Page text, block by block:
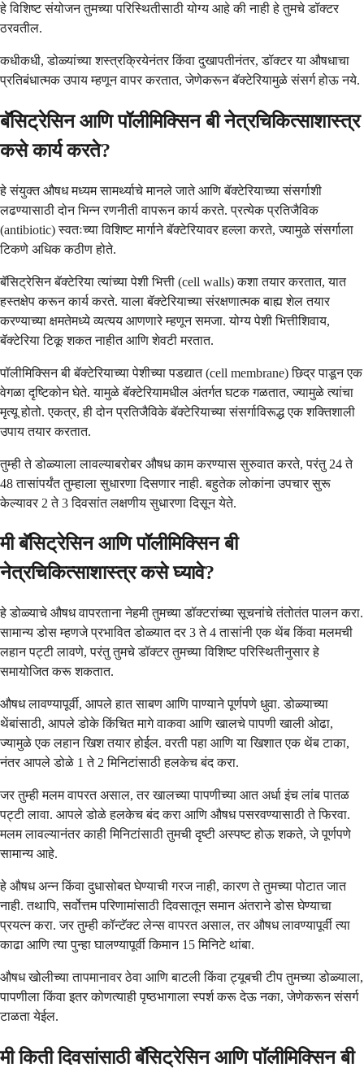
हे विशिष्ट संयोजन तुमच्या परिस्थितीसाठी योग्य आहे की नाही हे तुमचे डॉक्टर
ठरवतील.
कधीकधी, डोळ्यांच्या शस्त्रक्रियेनंतर किंवा दुखापतीनंतर, डॉक्टर या औषधाचा
प्रतिबंधात्मक उपाय म्हणून वापर करतात, जेणेकरून बॅक्टेरियामुळे संसर्ग होऊ नये.
बॅसिट्रेसिन आणि पॉलीमिक्सिन बी नेत्रचिकित्साशास्त्र
कसे कार्य करते?
हे संयुक्त औषध मध्यम सामर्थ्याचे मानले जाते आणि बॅक्टेरियाच्या संसर्गाशी
लढण्यासाठी दोन भिन्न रणनीती वापरून कार्य करते. प्रत्येक प्रतिजैविक
(antibiotic) स्वतःच्या विशिष्ट मार्गाने बॅक्टेरियावर हल्ला करते, ज्यामुळे संसर्गाला
टिकणे अधिक कठीण होते.
बॅसिट्रेसिन बॅक्टेरिया त्यांच्या पेशी भित्ती (cell walls) कशा तयार करतात, यात
हस्तक्षेप करून कार्य करते. याला बॅक्टेरियाच्या संरक्षणात्मक बाह्य शेल तयार
करण्याच्या क्षमतेमध्ये व्यत्यय आणणारे म्हणून समजा. योग्य पेशी भित्तीशिवाय,
बॅक्टेरिया टिकू शकत नाहीत आणि शेवटी मरतात.
पॉलीमिक्सिन बी बॅक्टेरियाच्या पेशीच्या पडद्यात (cell membrane) छिद्र पाडून एक
वेगळा दृष्टिकोन घेते. यामुळे बॅक्टेरियामधील अंतर्गत घटक गळतात, ज्यामुळे त्यांचा
मृत्यू होतो. एकत्र, ही दोन प्रतिजैविके बॅक्टेरियाच्या संसर्गाविरूद्ध एक शक्तिशाली
उपाय तयार करतात.
तुम्ही ते डोळ्याला लावल्याबरोबर औषध काम करण्यास सुरुवात करते, परंतु 24 ते
48 तासांपर्यंत तुम्हाला सुधारणा दिसणार नाही. बहुतेक लोकांना उपचार सुरू
केल्यावर 2 ते 3 दिवसांत लक्षणीय सुधारणा दिसून येते.
मी बॅसिट्रेसिन आणि पॉलीमिक्सिन बी
नेत्रचिकित्साशास्त्र कसे घ्यावे?
हे डोळ्याचे औषध वापरताना नेहमी तुमच्या डॉक्टरांच्या सूचनांचे तंतोतंत पालन करा.
सामान्य डोस म्हणजे प्रभावित डोळ्यात दर 3 ते 4 तासांनी एक थेंब किंवा मलमची
लहान पट्टी लावणे, परंतु तुमचे डॉक्टर तुमच्या विशिष्ट परिस्थितीनुसार हे
समायोजित करू शकतात.
औषध लावण्यापूर्वी, आपले हात साबण आणि पाण्याने पूर्णपणे धुवा. डोळ्याच्या
थेंबांसाठी, आपले डोके किंचित मागे वाकवा आणि खालचे पापणी खाली ओढा,
ज्यामुळे एक लहान खिश तयार होईल. वरती पहा आणि या खिशात एक थेंब टाका,
नंतर आपले डोळे 1 ते 2 मिनिटांसाठी हलकेच बंद करा.
जर तुम्ही मलम वापरत असाल, तर खालच्या पापणीच्या आत अर्धा इंच लांब पातळ
पट्टी लावा. आपले डोळे हलकेच बंद करा आणि औषध पसरवण्यासाठी ते फिरवा.
मलम लावल्यानंतर काही मिनिटांसाठी तुमची दृष्टी अस्पष्ट होऊ शकते, जे पूर्णपणे
सामान्य आहे.
हे औषध अन्न किंवा दुधासोबत घेण्याची गरज नाही, कारण ते तुमच्या पोटात जात
नाही. तथापि, सर्वोत्तम परिणामांसाठी दिवसातून समान अंतराने डोस घेण्याचा
प्रयत्न करा. जर तुम्ही कॉन्टॅक्ट लेन्स वापरत असाल, तर औषध लावण्यापूर्वी त्या
काढा आणि त्या पुन्हा घालण्यापूर्वी किमान 15 मिनिटे थांबा.
औषध खोलीच्या तापमानावर ठेवा आणि बाटली किंवा ट्यूबची टीप तुमच्या डोळ्याला,
पापणीला किंवा इतर कोणत्याही पृष्ठभागाला स्पर्श करू देऊ नका, जेणेकरून संसर्ग
टाळता येईल.
मी किती दिवसांसाठी बॅसिट्रेसिन आणि पॉलीमिक्सिन बी